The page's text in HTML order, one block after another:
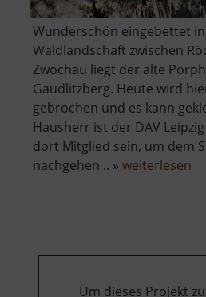
Wunderschön eingebettet
Waldlandschaft zwischen
Zwochau liegt der alte
Gaudlitzberg. Heute wird
gebrochen und es kann
Hausherr ist der DAV
dort Mitglied sein, um dem
nachgehen .. » weiterlesen
Um dieses Projekt